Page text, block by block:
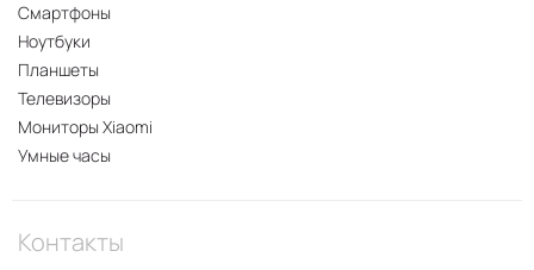
Смартфоны
Ноутбуки
Планшеты
Телевизоры
Мониторы Xiaomi
Умные часы
Контакты